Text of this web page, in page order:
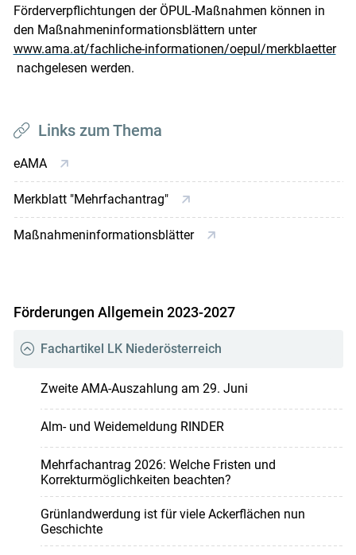
Förderverpflichtungen der ÖPUL-Maßnahmen können in
den Maßnahmeninformationsblättern unter
www.ama.at/fachliche-informationen/oepul/merkblaetter
nachgelesen werden.
Links zum Thema
eAMA
Merkblatt "Mehrfachantrag"
Maßnahmeninformationsblätter
Förderungen Allgemein 2023-2027
Fachartikel LK Niederösterreich
Zweite AMA-Auszahlung am 29. Juni
Alm- und Weidemeldung RINDER
Mehrfachantrag 2026: Welche Fristen und
Korrekturmöglichkeiten beachten?
Grünlandwerdung ist für viele Ackerflächen nun
Geschichte